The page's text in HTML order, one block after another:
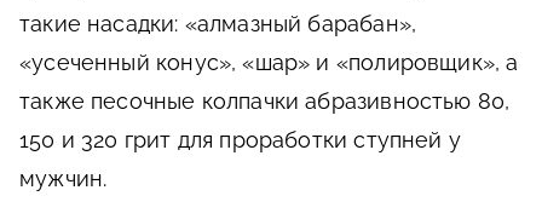
такие насадки: «алмазный барабан»,
«усеченный конус», «шар» и «полировщик», а
также песочные колпачки абразивностью 80,
150 и 320 грит для проработки ступней у
мужчин.